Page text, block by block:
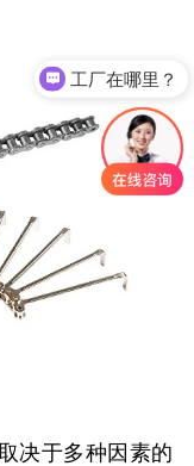
决于多种因素的
工厂在哪里？